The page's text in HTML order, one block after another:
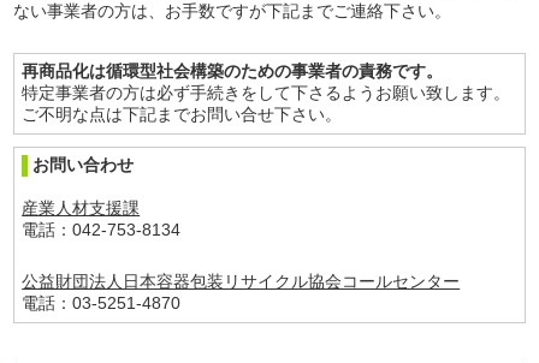
ない事業者の方は、お手数ですが下記までご連絡下さい。
再商品化は循環型社会構築のための事業者の責務です。
特定事業者の方は必ず手続きをして下さるようお願い致します。
ご不明な点は下記までお問い合せ下さい。
お問い合わせ
産業人材支援課
電話：042-753-8134
公益財団法人日本容器包装リサイクル協会コールセンター
電話：03-5251-4870